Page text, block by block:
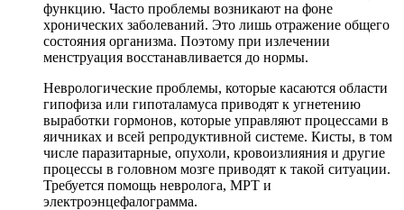
функцию. Часто проблемы возникают на фоне
хронических заболеваний. Это лишь отражение общего
состояния организма. Поэтому при излечении
менструация восстанавливается до нормы.
Неврологические проблемы, которые касаются области
гипофиза или гипоталамуса приводят к угнетению
выработки гормонов, которые управляют процессами в
яичниках и всей репродуктивной системе. Кисты, в том
числе паразитарные, опухоли, кровоизлияния и другие
процессы в головном мозге приводят к такой ситуации.
Требуется помощь невролога, МРТ и
электроэнцефалограмма.